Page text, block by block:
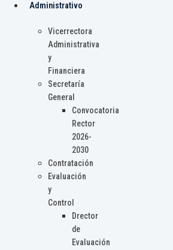
Administrativo
Vicerrectora
Administrativa
y
Financiera
Secretaría
General
Convocatoria
Rector
2026-
2030
Contratación
Evaluación
y
Control
Drector
de
Evaluación